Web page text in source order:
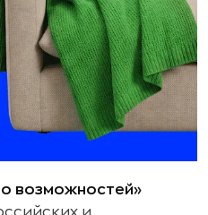
возможностей»